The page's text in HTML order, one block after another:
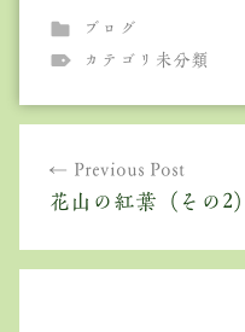
ブログ
カテゴリ未分類
ビ
Previous Post
花山の紅葉（その2）